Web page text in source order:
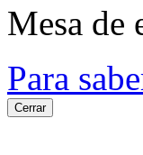
Mesa de
Para
Cerrar